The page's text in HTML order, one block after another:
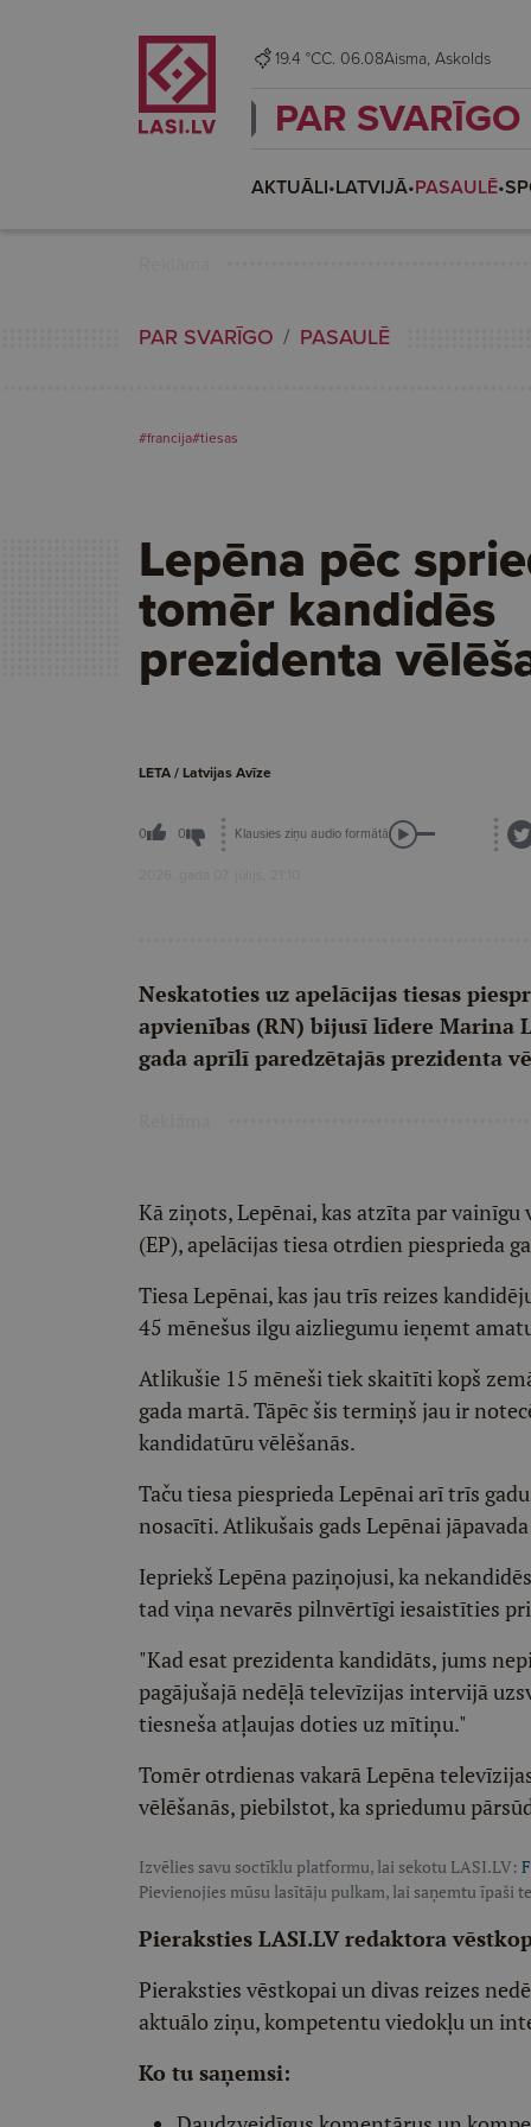
19.4 °CC. 06.08 Aisma, Askolds
PAR SVARĪGO
AKTUĀLI•LATVIJĀ•PASAULĒ•
PAR SVARĪGO PASAULĒ
#francija#tiesas
Lepēna pēc
tomēr kandidēs
prezidenta
LETA / Latvijas Avīze
0 0 Klausies ziņu audio formātā
2026. gada 07. jūlijs, 21:10
Neskatoties uz apelācijas tiesas
apvienības (RN) bijusī līdere Marina
gada aprīlī paredzētajās prezidenta
Kā ziņots, Lepēnai, kas atzīta par
(EP), apelācijas tiesa otrdien piesprieda
Tiesa Lepēnai, kas jau trīs reizes
45 mēnešus ilgu aizliegumu ieņemt
Atlikušie 15 mēneši tiek skaitīti kopš
gada martā. Tāpēc šis termiņš jau ir
kandidatūru vēlēšanās.
Taču tiesa piesprieda Lepēnai arī trīs
nosacīti. Atlikušais gads Lepēnai
Iepriekš Lepēna paziņojusi, ka
tad viņa nevarēs pilnvērtīgi iesaistīties
"Kad esat prezidenta kandidāts, jums
pagājušajā nedēļā televīzijas intervijā
tiesneša atļaujas doties uz mītiņu."
Tomēr otrdienas vakarā Lepēna
vēlēšanās, piebilstot, ka spriedumu
Izvēlies savu soctīklu platformu, lai sekotu LASI.LV:
Pievienojies mūsu lasītāju pulkam, lai saņemtu īpaši
Pieraksties LASI.LV redaktora
Pieraksties vēstkopai un divas reizes
aktuālo ziņu, kompetentu viedokļu un
Ko tu saņemsi: